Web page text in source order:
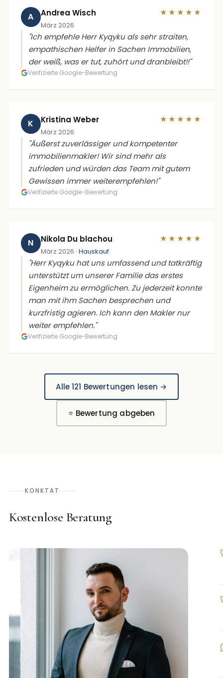
A Andrea Wisch
März 2026
★★★★★
"Ich empfehle Herr Kyqyku als sehr straiten,
empathischen Helfer in Sachen Immobilien,
der weiß, was er tut, zuhört und dranbleibt!!"
Verifizierte Google-Bewertung
K Kristina Weber
März 2026
★★★★★
"Äußerst zuverlässiger und kompetenter
immobilienmakler! Wir sind mehr als
zufrieden und würden das Team mit gutem
Gewissen immer weiterempfehlen!"
Verifizierte Google-Bewertung
N Nikola Du blachou
März 2026 · Hauskauf
★★★★★
"Herr Kyqyku hat uns umfassend und tatkräftig
unterstützt um unserer Familie das erstes
Eigenheim zu ermöglichen. Zu jederzeit konnte
man mit ihm Sachen besprechen und
kurzfristig agieren. Ich kann den Makler nur
weiter empfehlen."
Verifizierte Google-Bewertung
Alle 121 Bewertungen lesen →
⭐ Bewertung abgeben
KONKTAT
Kostenlose Beratung